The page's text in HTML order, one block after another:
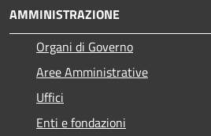
AMMINISTRAZIONE
Organi di Governo
Aree Amministrative
Uffici
Enti e fondazioni